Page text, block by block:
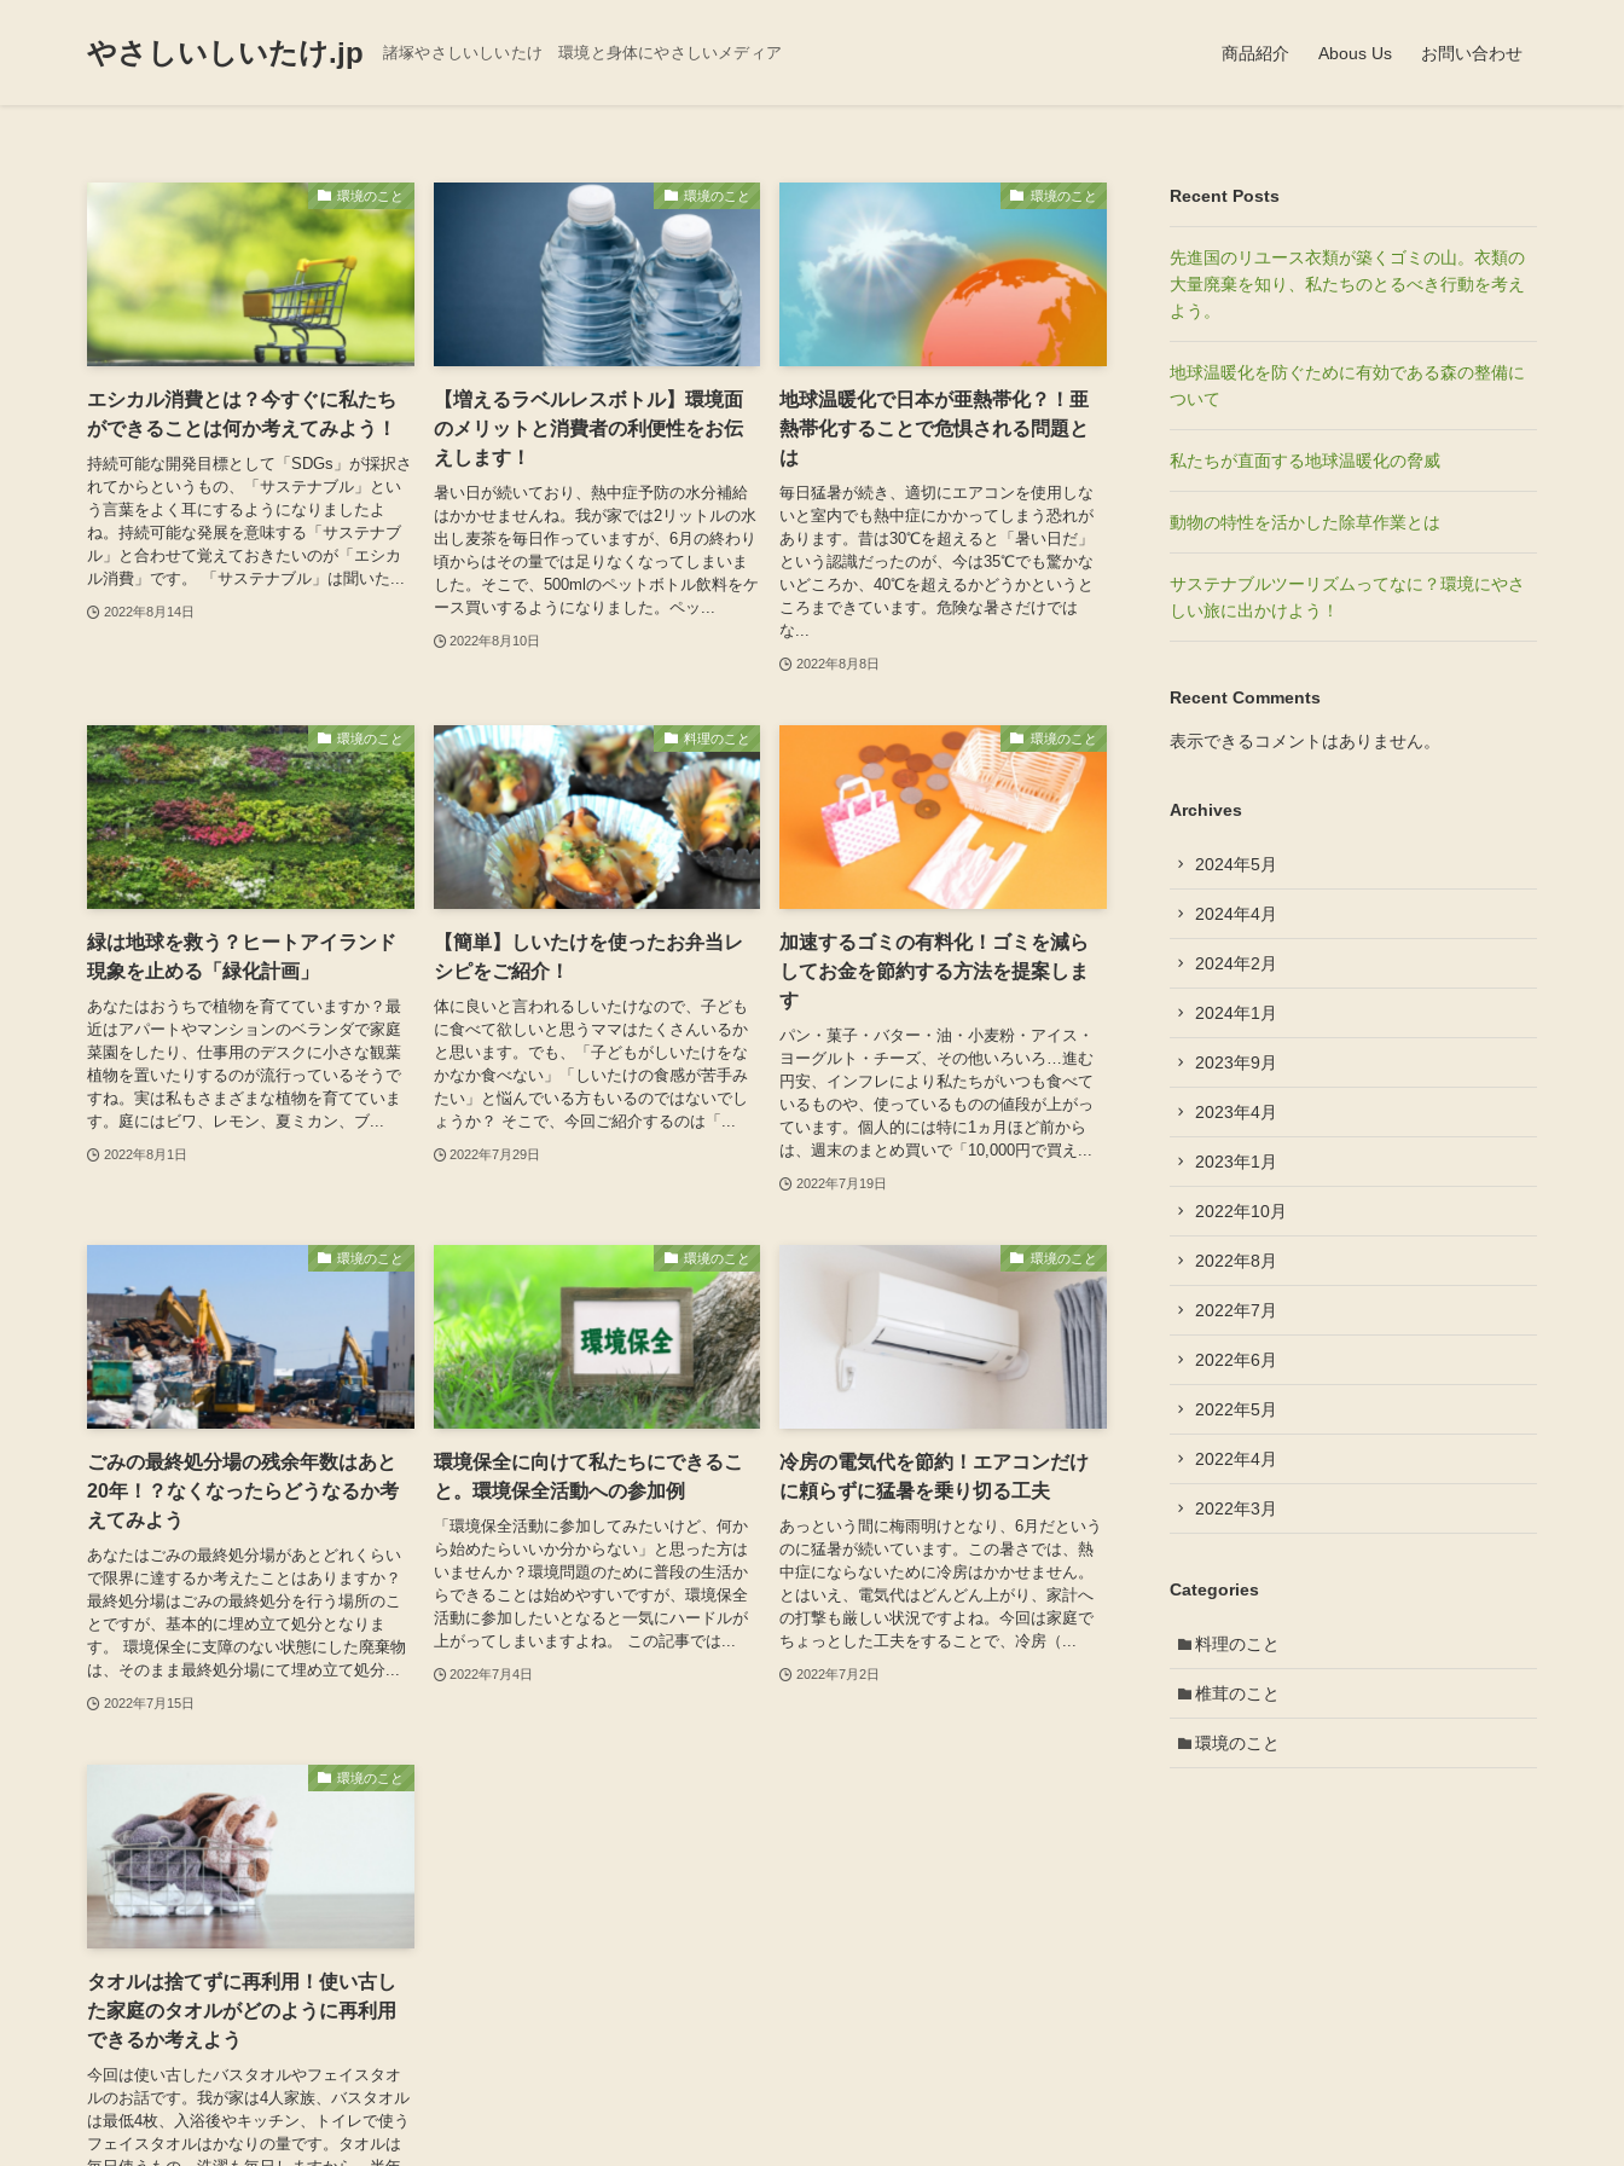
やさしいしいたけ.jp 諸塚やさしいしいたけ 環境と身体にやさしいメディア 商品紹介 Abous Us お問い合わせ
環境のこと
エシカル消費とは？今すぐに私たち
ができることは何か考えてみよう！
持続可能な開発目標として「SDGs」が採択さ
れてからというもの、「サステナブル」とい
う言葉をよく耳にするようになりましたよ
ね。持続可能な発展を意味する「サステナブ
ル」と合わせて覚えておきたいのが「エシカ
ル消費」です。 「サステナブル」は聞いた...
2022年8月14日
環境のこと
【増えるラベルレスボトル】環境面
のメリットと消費者の利便性をお伝
えします！
暑い日が続いており、熱中症予防の水分補給
はかかせませんね。我が家では2リットルの水
出し麦茶を毎日作っていますが、6月の終わり
頃からはその量では足りなくなってしまいま
した。そこで、500mlのペットボトル飲料をケ
ース買いするようになりました。ペッ...
2022年8月10日
環境のこと
地球温暖化で日本が亜熱帯化？！亜
熱帯化することで危惧される問題と
は
毎日猛暑が続き、適切にエアコンを使用しな
いと室内でも熱中症にかかってしまう恐れが
あります。昔は30℃を超えると「暑い日だ」
という認識だったのが、今は35℃でも驚かな
いどころか、40℃を超えるかどうかというと
ころまできています。危険な暑さだけでは
な...
2022年8月8日
環境のこと
緑は地球を救う？ヒートアイランド
現象を止める「緑化計画」
あなたはおうちで植物を育てていますか？最
近はアパートやマンションのベランダで家庭
菜園をしたり、仕事用のデスクに小さな観葉
植物を置いたりするのが流行っているそうで
すね。実は私もさまざまな植物を育てていま
す。庭にはビワ、レモン、夏ミカン、ブ...
2022年8月1日
料理のこと
【簡単】しいたけを使ったお弁当レ
シピをご紹介！
体に良いと言われるしいたけなので、子ども
に食べて欲しいと思うママはたくさんいるか
と思います。でも、「子どもがしいたけをな
かなか食べない」「しいたけの食感が苦手み
たい」と悩んでいる方もいるのではないでし
ょうか？ そこで、今回ご紹介するのは「...
2022年7月29日
環境のこと
加速するゴミの有料化！ゴミを減ら
してお金を節約する方法を提案しま
す
パン・菓子・バター・油・小麦粉・アイス・
ヨーグルト・チーズ、その他いろいろ…進む
円安、インフレにより私たちがいつも食べて
いるものや、使っているものの値段が上がっ
ています。個人的には特に1ヵ月ほど前から
は、週末のまとめ買いで「10,000円で買え...
2022年7月19日
環境のこと
ごみの最終処分場の残余年数はあと
20年！？なくなったらどうなるか考
えてみよう
あなたはごみの最終処分場があとどれくらい
で限界に達するか考えたことはありますか？
最終処分場はごみの最終処分を行う場所のこ
とですが、基本的に埋め立て処分となりま
す。 環境保全に支障のない状態にした廃棄物
は、そのまま最終処分場にて埋め立て処分...
2022年7月15日
環境のこと
環境保全に向けて私たちにできるこ
と。環境保全活動への参加例
「環境保全活動に参加してみたいけど、何か
ら始めたらいいか分からない」と思った方は
いませんか？環境問題のために普段の生活か
らできることは始めやすいですが、環境保全
活動に参加したいとなると一気にハードルが
上がってしまいますよね。 この記事では...
2022年7月4日
環境のこと
冷房の電気代を節約！エアコンだけ
に頼らずに猛暑を乗り切る工夫
あっという間に梅雨明けとなり、6月だという
のに猛暑が続いています。この暑さでは、熱
中症にならないために冷房はかかせません。
とはいえ、電気代はどんどん上がり、家計へ
の打撃も厳しい状況ですよね。今回は家庭で
ちょっとした工夫をすることで、冷房（...
2022年7月2日
環境のこと
タオルは捨てずに再利用！使い古し
た家庭のタオルがどのように再利用
できるか考えよう
今回は使い古したバスタオルやフェイスタオ
ルのお話です。我が家は4人家族、バスタオル
は最低4枚、入浴後やキッチン、トイレで使う
フェイスタオルはかなりの量です。タオルは
Recent Posts
先進国のリユース衣類が築くゴミの山。衣類の
大量廃棄を知り、私たちのとるべき行動を考え
よう。
地球温暖化を防ぐために有効である森の整備に
ついて
私たちが直面する地球温暖化の脅威
動物の特性を活かした除草作業とは
サステナブルツーリズムってなに？環境にやさ
しい旅に出かけよう！
Recent Comments
表示できるコメントはありません。
Archives
2024年5月
2024年4月
2024年2月
2024年1月
2023年9月
2023年4月
2023年1月
2022年10月
2022年8月
2022年7月
2022年6月
2022年5月
2022年4月
2022年3月
Categories
料理のこと
椎茸のこと
環境のこと